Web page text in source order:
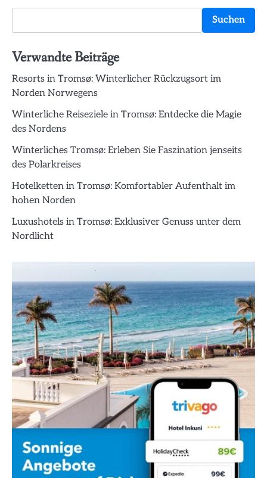
Suchen
Verwandte Beiträge
Resorts in Tromsø: Winterlicher Rückzugsort im
Norden Norwegens
Winterliche Reiseziele in Tromsø: Entdecke die Magie
des Nordens
Winterliches Tromsø: Erleben Sie Faszination jenseits
des Polarkreises
Hotelketten in Tromsø: Komfortabler Aufenthalt im
hohen Norden
Luxushotels in Tromsø: Exklusiver Genuss unter dem
Nordlicht